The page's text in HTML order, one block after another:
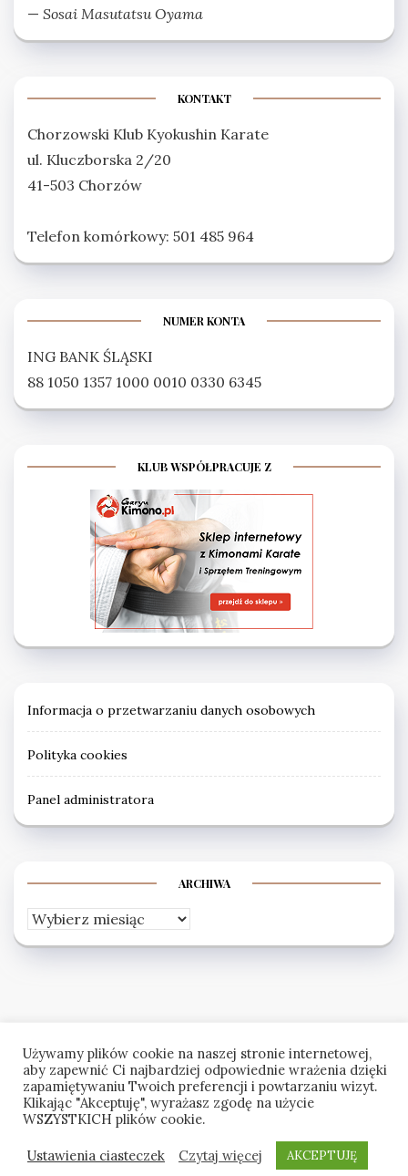
— Sosai Masutatsu Oyama
KONTAKT
Chorzowski Klub Kyokushin Karate
ul. Kluczborska 2/20
41-503 Chorzów
Telefon komórkowy: 501 485 964
NUMER KONTA
ING BANK ŚLĄSKI
88 1050 1357 1000 0010 0330 6345
KLUB WSPÓŁPRACUJE Z
Informacja o przetwarzaniu danych osobowych
Polityka cookies
Panel administratora
ARCHIWA
Archiwa
© Chorzowski Klub Kyokushin Karate
Używamy plików cookie na naszej stronie internetowej,
aby zapewnić Ci najbardziej odpowiednie wrażenia dzięki
zapamiętywaniu Twoich preferencji i powtarzaniu wizyt.
Klikając "Akceptuję", wyrażasz zgodę na użycie
WSZYSTKICH plików cookie.
Ustawienia ciasteczek Czytaj więcej AKCEPTUJĘ